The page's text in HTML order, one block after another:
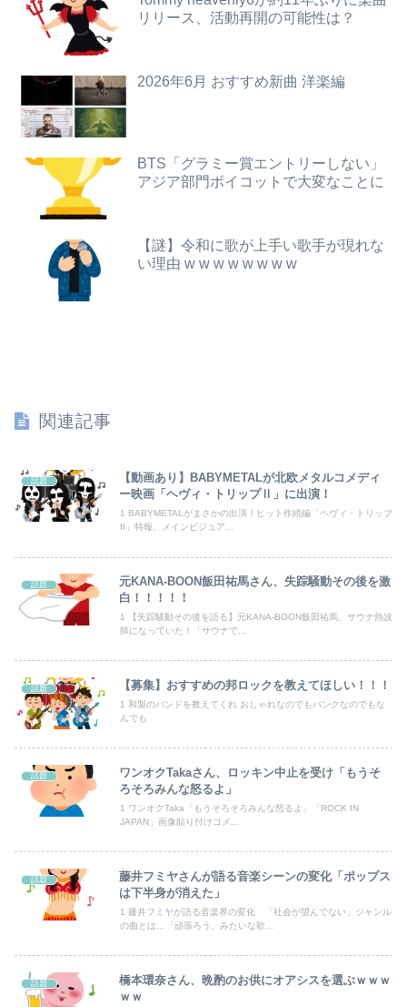
「注文キャンセルしました。身分証を提出してください」とAmazonから突然のメール、怪しすぎるのでカスタマーに確認したら……
【悲報】人間「バックアップ作成して」AI「了解。あ、間違えちゃったｗ」→シャレにならないやらかしで終わるｗｗｗｗｗ
【悲報】ゲーム配信者さん、家賃8万円の部屋で深夜配信→管理会社から厳重注意されてお気持ち表明ｗｗｗ
【画像】20年前のAV、キチガイすぎるwwwwww
【悲報】女性「男への最大ダメージはこれ」←お前ら耐えられる？
【画像】TWICE・サナ、ライブ衣装で黒の見せパンちら見せ
病院の待合室で子供がドタバタ走ってギャーギャー騒いでても親はスマホポチポチか談笑で放置
大谷26本 村上25本 岡本24本wwwwwwwwwwwwwwwwwwwwwwwww
【画像】有識者「本物のチー牛はチー牛を食べません。本物が食べるのはこちら」⇒！
致死率の高いウイルスは強すぎて蔓延しないから人類は滅亡しないとかいうけどさ
【画像】日焼け口リの締まったお尻っていいよね！ｗｗｗｗｗ
【岡山県】果樹園からマスカット約200房を盗んだ無職男性を逮捕「ぶどうを売って生活費に充てていた」※氏名非公開
海外「日本人はなんて気高いんだ！」 英高級紙も驚愕した極限の中の日本人の姿に世界が衝撃
リリース、活動再開の可能性は？
2026年6月 おすすめ新曲 洋楽編
BTS「グラミー賞エントリーしない」
アジア部門ボイコットで大変なことに
【謎】令和に歌が上手い歌手が現れな
い理由 w w w w w w w w
関連記事
話題
【動画あり】BABYMETALが北欧メタルコメディ
ー映画「ヘヴィ・トリップⅡ」に出演！
1 BABYMETALがまさかの出演！ヒット作続編「ヘヴィ・トリップ
II」特報、メインビジュア...
話題
元KANA-BOON飯田祐馬さん、失踪騒動その後を激
白！！！！！
1 【失踪騒動その後を語る】元KANA-BOON飯田祐馬、サウナ熱波
師になっていた！「サウナで...
話題 【募集】おすすめの邦ロックを教えてほしい！！！
1 和製のバンドを教えてくれ おしゃれなのでもパンクなのでもな
んでも
話題
ワンオクTakaさん、ロッキン中止を受け「もうそ
ろそろみんな怒るよ」
1 ワンオクTaka「もうそろそろみんな怒るよ」「ROCK IN
JAPAN」画像貼り付けコメ...
話題
藤井フミヤさんが語る音楽シーンの変化「ポップス
は下半身が消えた」
1 藤井フミヤが語る音楽界の変化 「社会が望んでない」ジャンル
の曲とは…「頑張ろう、みたいな歌...
話題
橋本環奈さん、晩酌のお供にオアシスを選ぶｗｗｗ
ｗｗ